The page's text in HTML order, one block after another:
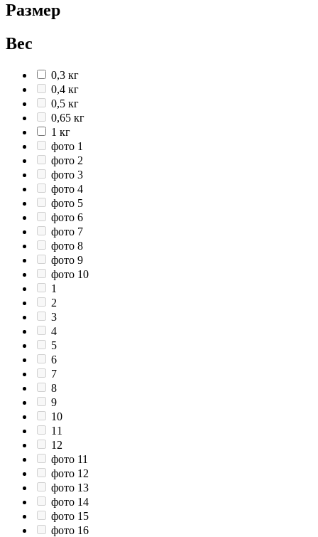
Размер
Вес
0,3 кг
0,4 кг
0,5 кг
0,65 кг
1 кг
фото 1
фото 2
фото 3
фото 4
фото 5
фото 6
фото 7
фото 8
фото 9
фото 10
1
2
3
4
5
6
7
8
9
10
11
12
фото 11
фото 12
фото 13
фото 14
фото 15
фото 16